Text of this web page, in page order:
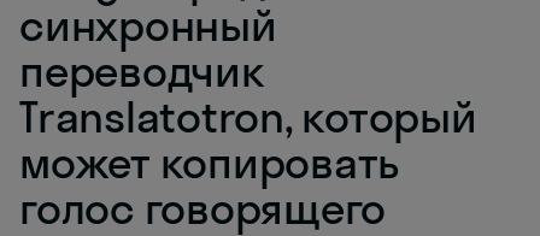
синхронный
переводчик
Translatotron, который
может копировать
голос говорящего